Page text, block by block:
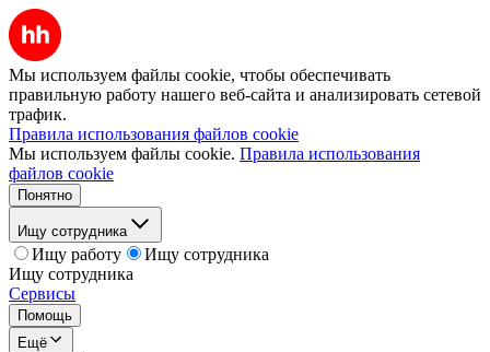
Мы используем файлы cookie, чтобы обеспечивать
правильную работу нашего веб-сайта и анализировать сетевой
трафик.
Правила использования файлов cookie
Мы используем файлы cookie. Правила использования
файлов cookie
Понятно
Ищу сотрудника
Ищу работу
Ищу сотрудника
Ищу сотрудника
Сервисы
Помощь
Ещё